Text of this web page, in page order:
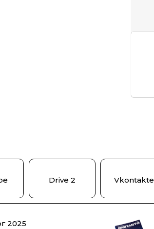
Drive 2 Vkontakte
2025